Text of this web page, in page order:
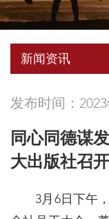
新闻资讯
发布时间：2023
同心同德谋
大出版社召
3月6日下午，